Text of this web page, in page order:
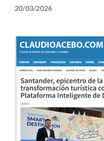
20/03/2026